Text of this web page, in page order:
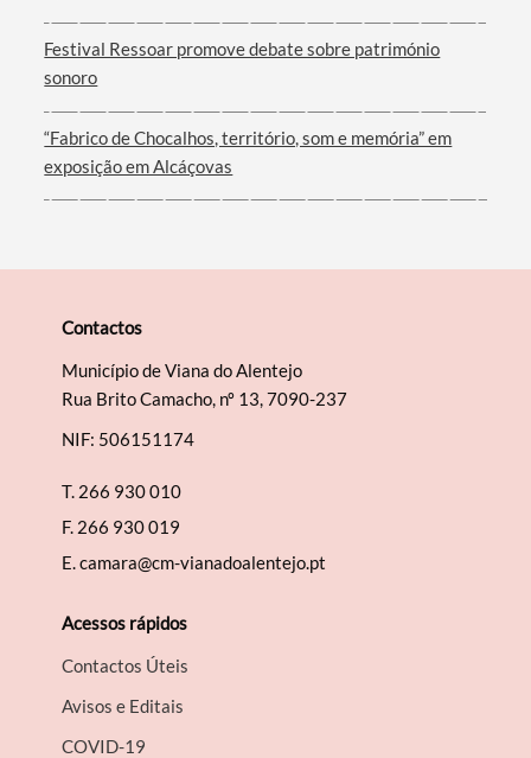
Festival Ressoar promove debate sobre património
sonoro
“Fabrico de Chocalhos, território, som e memória” em
exposição em Alcáçovas
Contactos
Município de Viana do Alentejo
Rua Brito Camacho, nº 13, 7090-237
NIF: 506151174
T. 266 930 010
F. 266 930 019
E.camara@cm-vianadoalentejo.pt
Acessos rápidos
Contactos Úteis
Avisos e Editais
COVID-19